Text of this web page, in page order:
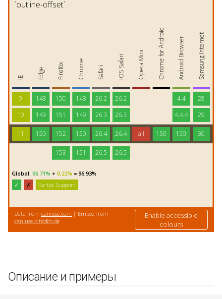
Описание и примеры